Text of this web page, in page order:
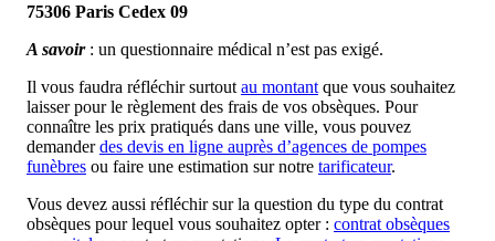
75306 Paris Cedex 09
A savoir: un questionnaire médical n’est pas exigé.
Il vous faudra réfléchir surtout au montant que vous souhaitez
laisser pour le règlement des frais de vos obsèques. Pour
connaître les prix pratiqués dans une ville, vous pouvez
demanderdes devis en ligne auprès d’agences de pompes
funèbres ou faire une estimation sur notre tarificateur.
Vous devez aussi réfléchir sur la question du type du contrat
obsèques pour lequel vous souhaitez opter : contrat obsèques